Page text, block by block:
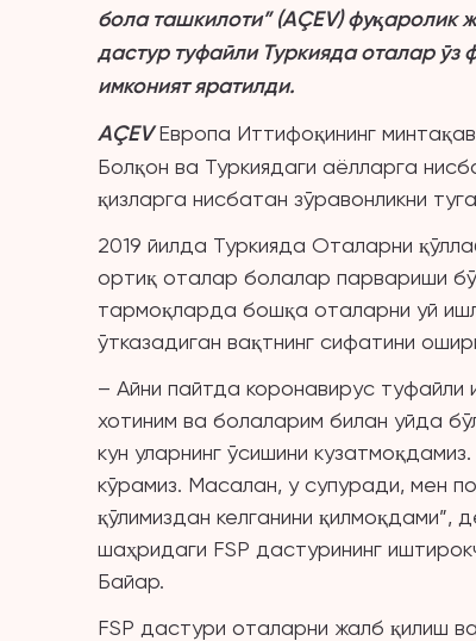
бола ташкилоти” (AÇEV) фуқаролик
дастур туфайли Туркияда оталар ўз
имконият яратилди.
AÇEVЕвропа Иттифоқининг
Болқон ва Туркиядаги аёлларга
қизларга нисбатан зўравонликни
2019 йилда Туркияда Оталарни
ортиқ оталар болалар парвариши
тармоқларда бошқа оталарни уй
ўтказадиган вақтнинг сифатини
– Айни пайтда коронавирус
хотиним ва болаларим билан уйда
кун уларнинг ўсишини
кўрамиз. Масалан, у супуради, мен
қўлимиздан келганини қилмоқдами”,
шаҳридаги FSP дастурининг
Байар.
FSP дастури оталарни жалб қилиш